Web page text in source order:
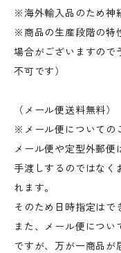
※海外輸入品のため神
※商品の生産段階の特
場合がございますので
不可です）
（メール便送料無料）
※メール便についての
メール便や定型外郵便
手渡しするのではなく
れます。
そのため日時指定はで
また、メール便につ
ですが、万が一商品